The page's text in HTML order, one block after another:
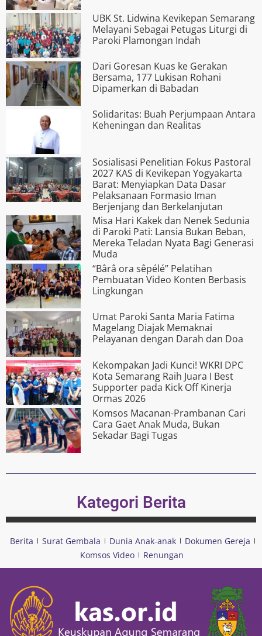
UBK St. Lidwina Kevikepan Semarang
Melayani Sebagai Petugas Liturgi di
Paroki Plamongan Indah
Dari Goresan Kuas ke Gerakan
Bersama, 177 Lukisan Rohani
Dipamerkan di Babadan
Solidaritas: Buah Perjumpaan Antara
Keheningan dan Realitas
Sosialisasi Penelitian Fokus Pastoral
2027 KAS di Kevikepan Yogyakarta
Barat: Menyiapkan Data Dasar
Pelaksanaan Formasio Iman
Berjenjang dan Berkelanjutan
Misa Hari Kakek dan Nenek Sedunia
di Paroki Pati: Lansia Bukan Beban,
Mereka Teladan Nyata Bagi Generasi
Muda
“Bârâ ora s­êpélé” Pelatihan
Pembuatan Video Konten Berbasis
Lingkungan
Umat Paroki Santa Maria Fatima
Magelang Diajak Memaknai
Pelayanan dengan Darah dan Doa
Kekompakan Jadi Kunci! WKRI DPC
Kota Semarang Raih Juara I Best
Supporter pada Kick Off Kinerja
Ormas 2026
Komsos Macanan-Prambanan Cari
Cara Gaet Anak Muda, Bukan
Sekadar Bagi Tugas
Kategori Berita
Berita Surat Gembala Dunia Anak-anak
Dokumen Gereja
Komsos Video
Renungan